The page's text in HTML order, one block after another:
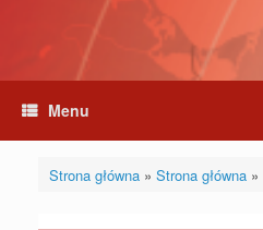
Menu
Strona główna» Strona główna»